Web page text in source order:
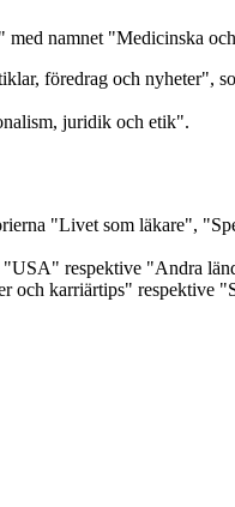
namnet "Medicinska
föredrag och nyheter",
juridik och etik".
"Livet som läkare",
"USA" respektive "Andra
och karriärtips" respektive